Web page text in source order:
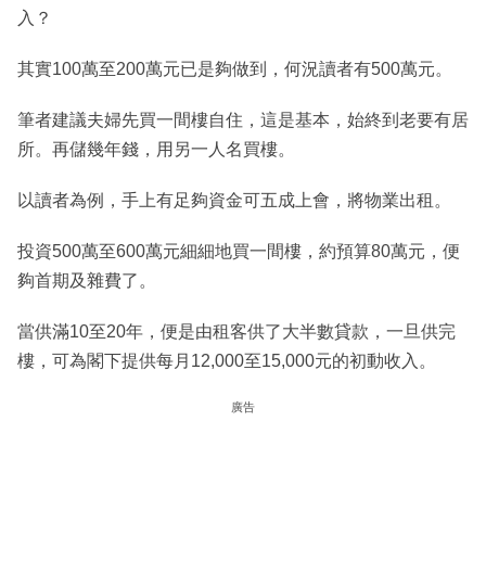
入？
其實100萬至200萬元已是夠做到，何況讀者有500萬元。
筆者建議夫婦先買一間樓自住，這是基本，始終到老要有居
所。再儲幾年錢，用另一人名買樓。
以讀者為例，手上有足夠資金可五成上會，將物業出租。
投資500萬至600萬元細細地買一間樓，約預算80萬元，便
夠首期及雜費了。
當供滿10至20年，便是由租客供了大半數貸款，一旦供完
樓，可為閣下提供每月12,000至15,000元的初動收入。
廣告